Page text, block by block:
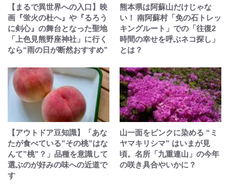
【まるで異世界への入口】映
画『蛍火の杜へ』や『るろう
に剣心』の舞台となった聖地
「上色見熊野座神社」に行く
なら“雨の日が断然おすすめ”
熊本県は阿蘇山だけじゃな
い！ 南阿蘇村「免の石トレッ
キングルート」での「往復2
時間の幸せを呼ぶネコ探し」
とは？
【アウトドア豆知識】「あな
たが食べている”その桃”はな
んて”桃”？」品種を意識して
選ぶのが好みの味への近道で
す
山一面をピンクに染める “ミ
ヤマキリシマ” はいまが見
頃。名所「九重連山」の今年
の咲き具合やいかに？